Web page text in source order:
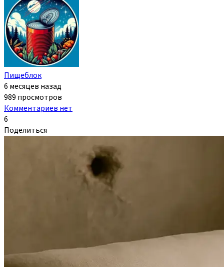
Пищеблок
6 месяцев назад
989 просмотров
Комментариев нет
6
Поделиться